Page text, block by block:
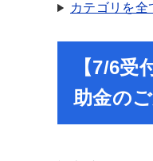
カテゴリを全
【7/6
助金の